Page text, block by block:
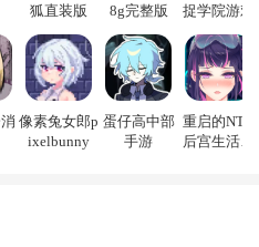
狐直装版
8g完整版
捉学院游戏
像素兔女郎p
ixelbunny
蛋仔高中部
手游
重启的NTR
后宫生活游